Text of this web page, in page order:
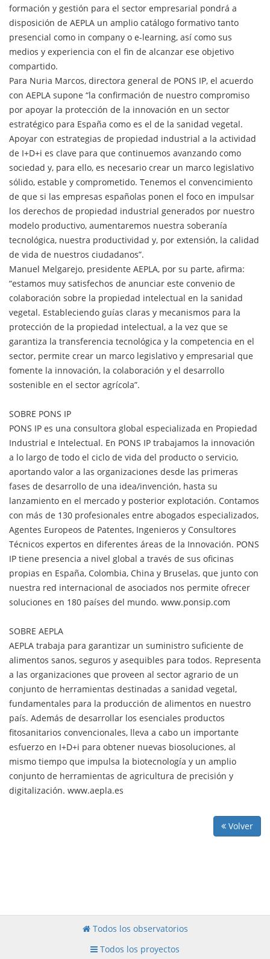
formación y gestión para el sector empresarial pondrá a
disposición de AEPLA un amplio catálogo formativo tanto
presencial como in company o e-learning, así como sus
medios y experiencia con el fin de alcanzar ese objetivo
compartido.
Para Nuria Marcos, directora general de PONS IP, el acuerdo
con AEPLA supone “la confirmación de nuestro compromiso
por apoyar la protección de la innovación en un sector
estratégico para España como es el de la sanidad vegetal.
Apoyar con estrategias de propiedad industrial a la actividad
de I+D+i es clave para que continuemos avanzando como
sociedad y, para ello, es necesario crear un marco legislativo
sólido, estable y comprometido. Tenemos el convencimiento
de que si las empresas españolas ponen el foco en impulsar
los derechos de propiedad industrial generados por nuestro
modelo productivo, aumentaremos nuestra soberanía
tecnológica, nuestra productividad y, por extensión, la calidad
de vida de nuestros ciudadanos”.
Manuel Melgarejo, presidente AEPLA, por su parte, afirma:
“estamos muy satisfechos de anunciar este convenio de
colaboración sobre la propiedad intelectual en la sanidad
vegetal. Estableciendo guías claras y mecanismos para la
protección de la propiedad intelectual, a la vez que se
garantiza la transferencia tecnológica y la competencia en el
sector, permite crear un marco legislativo y empresarial que
fomente la innovación, la colaboración y el desarrollo
sostenible en el sector agrícola”.
SOBRE PONS IP
PONS IP es una consultora global especializada en Propiedad
Industrial e Intelectual. En PONS IP trabajamos la innovación
a lo largo de todo el ciclo de vida del producto o servicio,
aportando valor a las organizaciones desde las primeras
fases de desarrollo de una idea/invención, hasta su
lanzamiento en el mercado y posterior explotación. Contamos
con más de 130 profesionales entre abogados especializados,
Agentes Europeos de Patentes, Ingenieros y Consultores
Técnicos expertos en diferentes áreas de la Innovación. PONS
IP tiene presencia a nivel global a través de sus oficinas
propias en España, Colombia, China y Bruselas, que junto con
nuestra red internacional de asociados nos permite ofrecer
soluciones en 180 países del mundo. www.ponsip.com
SOBRE AEPLA
AEPLA trabaja para garantizar un suministro suficiente de
alimentos sanos, seguros y asequibles para todos. Representa
a las organizaciones que proveen al sector agrario de un
conjunto de herramientas destinadas a sanidad vegetal,
fundamentales para la producción de alimentos en nuestro
país. Además de desarrollar los esenciales productos
fitosanitarios convencionales, lleva a cabo un importante
esfuerzo en I+D+i para obtener nuevas biosoluciones, al
mismo tiempo que impulsa la biotecnología y un amplio
conjunto de herramientas de agricultura de precisión y
digitalización. www.aepla.es
Volver
Todos los observatorios
Todos los proyectos